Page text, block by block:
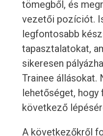
tömegből, és
vezetői pozíciót.
legfontosabb
tapasztalatokat,
sikeresen
Trainee állásokat.
lehetőséget, hogy
következő
A következőkről